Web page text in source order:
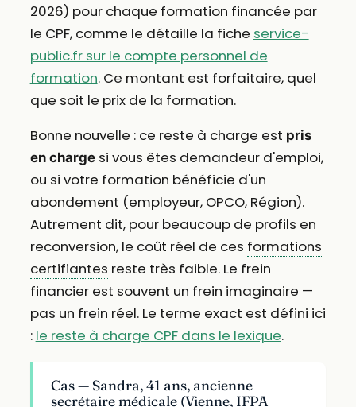
2026) pour chaque formation financée par
le CPF, comme le détaille la fiche service-
public.fr sur le compte personnel de
formation. Ce montant est forfaitaire, quel
que soit le prix de la formation.
Bonne nouvelle : ce reste à charge est pris
en chargesi vous êtes demandeur d'emploi,
ou si votre formation bénéficie d'un
abondement (employeur, OPCO, Région).
Autrement dit, pour beaucoup de profils en
reconversion, le coût réel de ces formations
certifiantes reste très faible. Le frein
financier est souvent un frein imaginaire —
pas un frein réel. Le terme exact est défini ici
: le reste à charge CPF dans le lexique.
Cas — Sandra, 41 ans, ancienne
secrétaire médicale (Vienne, IFPA